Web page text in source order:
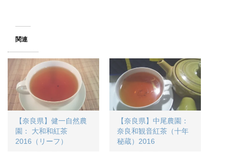
関連
【奈良県】健一自然農
園： 大和和紅茶
2016（リーフ）
【奈良県】中尾農園：
奈良和観音紅茶（十年
秘蔵）2016